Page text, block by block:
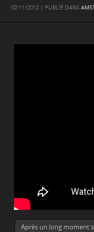
02/11/2012 | PUBLIÉ DANS
Après un long moment